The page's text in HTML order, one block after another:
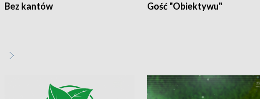
Bez kantów Gość "Obiektywu"